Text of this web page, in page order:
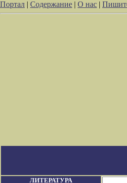
Портал | Содержание | О нас |
ЛИТЕРАТУРА